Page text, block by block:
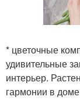
* цветочные
удивительные
интерьер.
гармонии в